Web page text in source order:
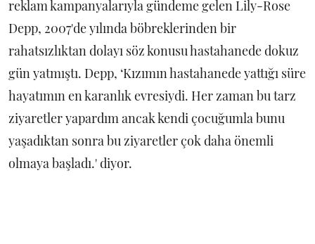
reklam kampanyalarıyla gündeme gelen Lily-Rose
Depp, 2007'de yılında böbreklerinden bir
rahatsızlıktan dolayı söz konusu hastahanede dokuz
gün yatmıştı. Depp, ‘Kızımın hastahanede yattığı süre
hayatımın en karanlık evresiydi. Her zaman bu tarz
ziyaretler yapardım ancak kendi çocuğumla bunu
yaşadıktan sonra bu ziyaretler çok daha önemli
olmaya başladı.' diyor.